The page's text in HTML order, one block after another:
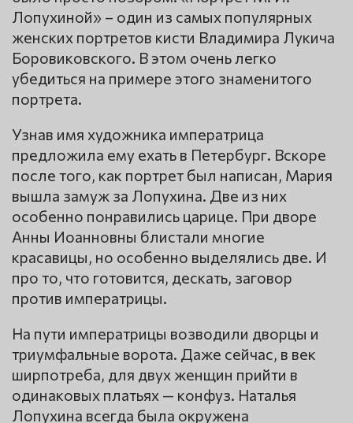
Лопухиной» – один из самых популярных
женских портретов кисти Владимира Лукича
Боровиковского. В этом очень легко
убедиться на примере этого знаменитого
портрета.
Узнав имя художника императрица
предложила ему ехать в Петербург. Вскоре
после того, как портрет был написан, Мария
вышла замуж за Лопухина. Две из них
особенно понравились царице. При дворе
Анны Иоанновны блистали многие
красавицы, но особенно выделялись две. И
про то, что готовится, дескать, заговор
против императрицы.
На пути императрицы возводили дворцы и
триумфальные ворота. Даже сейчас, в век
ширпотреба, для двух женщин прийти в
одинаковых платьях — конфуз. Наталья
Лопухина всегда была окружена